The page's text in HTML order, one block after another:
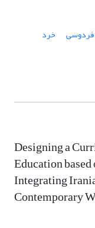
فردوسی خرد
Designing a
Education
Integrating
Contemporary